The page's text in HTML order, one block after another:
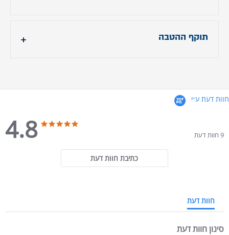
- רוחב מיטה: בהתאם לרוחב הנבחר.
תוקף ההטבה
חוות דעת ע״י
4.8
4.8 star rating
9 חוות דעת
כתיבת חוות דעת
חוות דעת
סינון חוות דעת